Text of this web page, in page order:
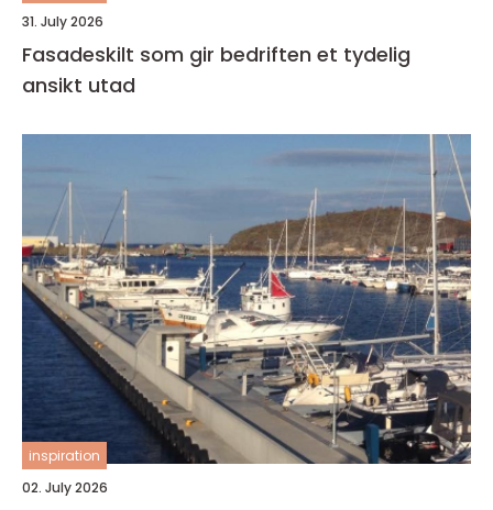
31. July 2026
Fasadeskilt som gir bedriften et tydelig
ansikt utad
inspiration
02. July 2026